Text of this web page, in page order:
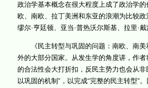
政治学基本概念在很大程度上成了政治学
欧、南欧、拉丁美洲和东亚的浪潮为比较
缪尔·亨廷顿、亚当·普热沃尔斯基、拉里·
《民主转型与巩固的问题：南欧、南美
外的大部分国家。从发生学的角度讲，作
的合法性会大打折扣，反民主势力也会从
以巩固的机制”，以完成“完整的民主转型”